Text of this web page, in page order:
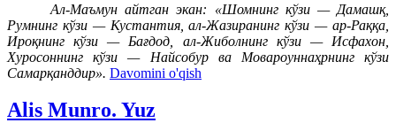
Ал-Маъмун айтган экан: «Шомнинг кўзи — Дамашқ,
Румнинг кўзи — Кустантия, ал-Жазиранинг кўзи — ар-Раққа,
Ироқнинг кўзи — Бағдод, ал-Жиболнинг кўзи — Исфахон,
Хуросоннинг кўзи — Найсобур ва Мовароуннаҳрнинг кўзи
Самарқанддир». Davomini o'qish
Alis Munro. Yuz